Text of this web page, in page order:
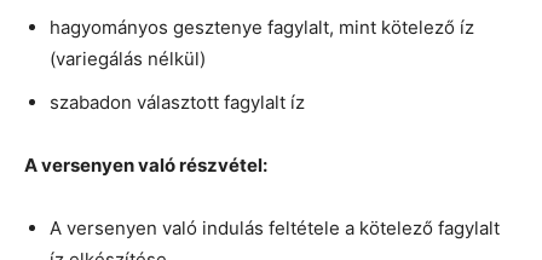
hagyományos gesztenye fagylalt, mint kötelező íz
(variegálás nélkül)
szabadon választott fagylalt íz
A versenyen való részvétel:
A versenyen való indulás feltétele a kötelező fagylalt